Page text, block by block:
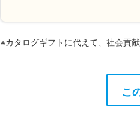
※カタログギフトに代えて、社会貢
こ